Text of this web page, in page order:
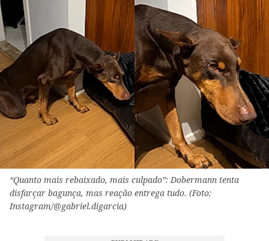
“Quanto mais rebaixado, mais culpado”: Dobermann tenta
disfarçar bagunça, mas reação entrega tudo. (Foto:
Instagram/@gabriel.digarcia)